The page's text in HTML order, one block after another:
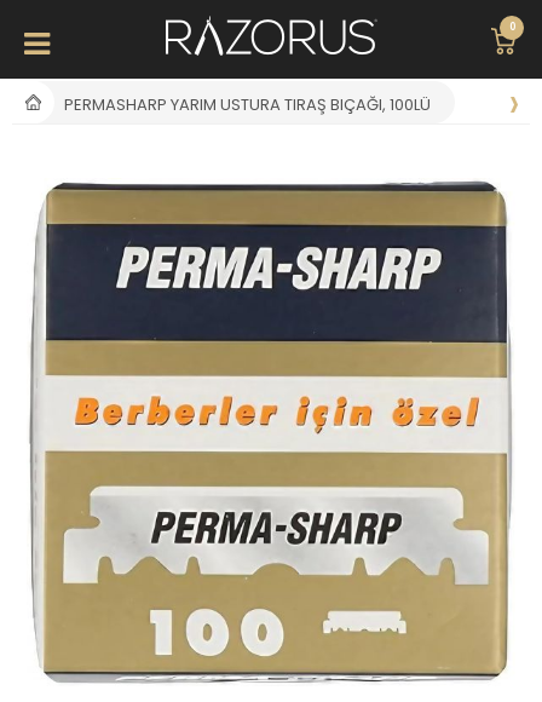
0
PERMASHARP YARIM USTURA TIRAŞ BIÇAĞI, 100LÜ